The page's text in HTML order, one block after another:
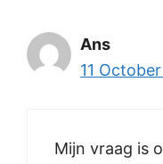
Ans
11
Mijn vraag is